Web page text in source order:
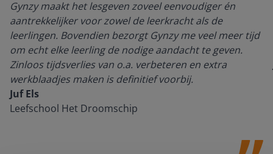
Gynzy maakt het lesgeven zoveel eenvoudiger én
aantrekkelijker voor zowel de leerkracht als de
leerlingen. Bovendien bezorgt Gynzy me veel meer tijd
om echt elke leerling de nodige aandacht te geven.
Zinloos tijdsverlies van o.a. verbeteren en extra
werkblaadjes maken is definitief voorbij.
Juf Els
Leefschool Het Droomschip